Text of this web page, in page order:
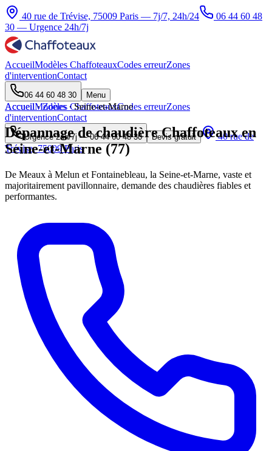
40 rue de Trévise, 75009 Paris — 7j/7, 24h/24
06 44 60 48
30 — Urgence 24h/7j
AccueilModèles ChaffoteauxCodes erreurZones
d'interventionContact
06 44 60 48 30 Menu
AccueilModèles ChaffoteauxCodes erreurZones
d'interventionContact
Urgence 24h/7j —06 44 60 48 30 Devis gratuit
40 rue de
Trévise, 75009 Paris
Accueil·Zones·Seine-et-Marne
Dépannage de chaudière Chaffoteaux en
Seine-et-Marne (77)
De Meaux à Melun et Fontainebleau, la Seine-et-Marne, vaste et
majoritairement pavillonnaire, demande des chaudières fiables et
performantes.